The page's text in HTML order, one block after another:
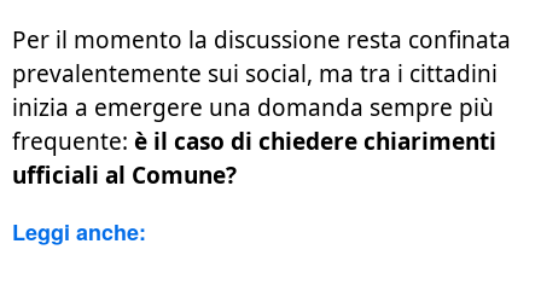
Per il momento la discussione resta confinata
prevalentemente sui social, ma tra i cittadini
inizia a emergere una domanda sempre più
frequente: è il caso di chiedere chiarimenti
ufficiali al Comune?
Leggi anche: